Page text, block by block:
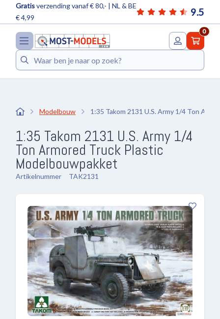
9.5
Gratisverzending vanaf € 80,- | NL & BE
€ 4,99
0
Zoeken
Modelbouw 1:35 Takom 2131 U.S. Army 1/4 Ton
1:35 Takom 2131 U.S. Army 1/4
Ton Armored Truck Plastic
Modelbouwpakket
Artikelnummer TAK2131